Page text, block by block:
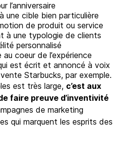
l’anniversaire
une cible bien particulière
de produit ou service
à une typologie de clients
personnalisé
au coeur de l’expérience
est écrit et annoncé à voix
Starbucks, par exemple.
est très large, c’est aux
faire preuve d’inventivité
de marketing
qui marquent les esprits des